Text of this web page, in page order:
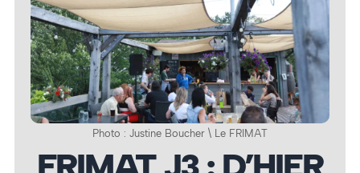
Photo : Justine Boucher \ Le FRIMAT